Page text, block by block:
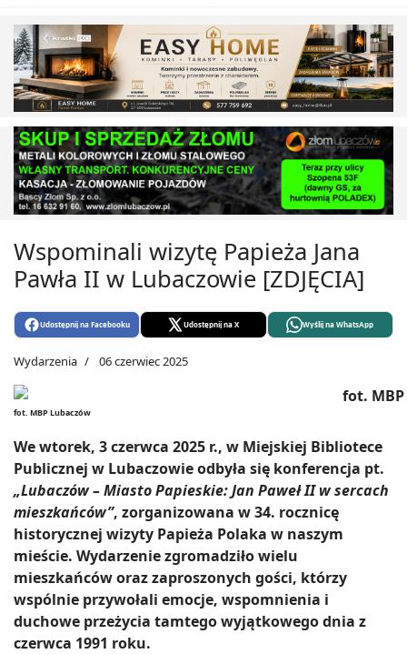
Wspominali wizytę Papieża Jana
Pawła II w Lubaczowie [ZDJĘCIA]
Udostępnij na Facebooku Udostępnij na X Wyślij na WhatsApp
Wydarzenia 06 czerwiec 2025
fot. MBP Lubaczów
We wtorek, 3 czerwca 2025 r., w Miejskiej Bibliotece
Publicznej w Lubaczowie odbyła się konferencja pt.
„Lubaczów – Miasto Papieskie: Jan Paweł II w sercach
mieszkańców”, zorganizowana w 34. rocznicę
historycznej wizyty Papieża Polaka w naszym
mieście. Wydarzenie zgromadziło wielu
mieszkańców oraz zaproszonych gości, którzy
wspólnie przywołali emocje, wspomnienia i
duchowe przeżycia tamtego wyjątkowego dnia z
czerwca 1991 roku.